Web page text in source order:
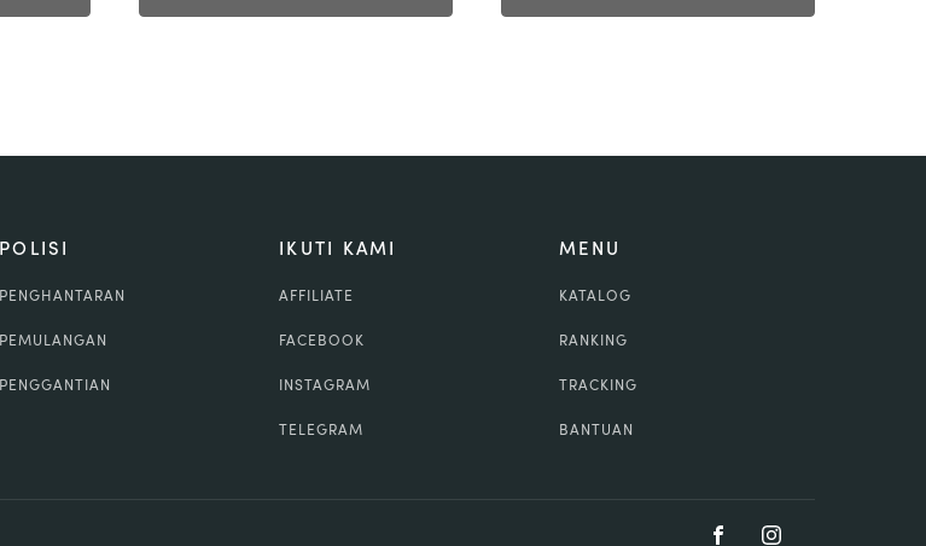
POLISI
PENGHANTARAN
PEMULANGAN
PENGGANTIAN
IKUTI KAMI
AFFILIATE
FACEBOOK
INSTAGRAM
TELEGRAM
MENU
KATALOG
RANKING
TRACKING
BANTUAN